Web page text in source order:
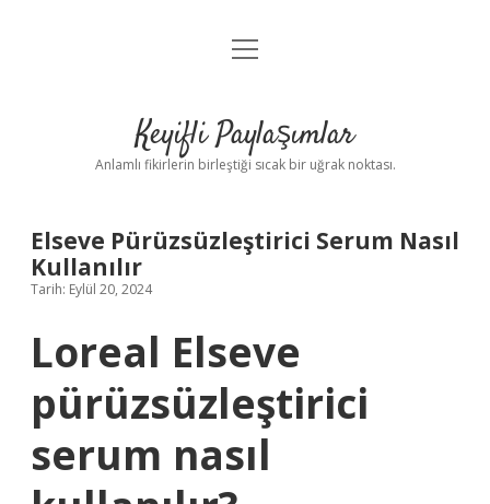
Anasayfa
Yasal Uyarı
menüyü
Keyifli Paylaşımlar
Anlamlı fikirlerin birleştiği sıcak bir uğrak noktası.
Elseve Pürüzsüzleştirici Serum Nasıl
Kullanılır
Tarih: Eylül 20, 2024
Loreal Elseve
pürüzsüzleştirici
serum nasıl